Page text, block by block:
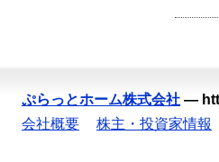
ぷらっとホーム株式会社 —
会社概要
株主・投資家情報